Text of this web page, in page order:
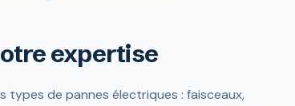
expertise
types de pannes électriques : faisceaux,